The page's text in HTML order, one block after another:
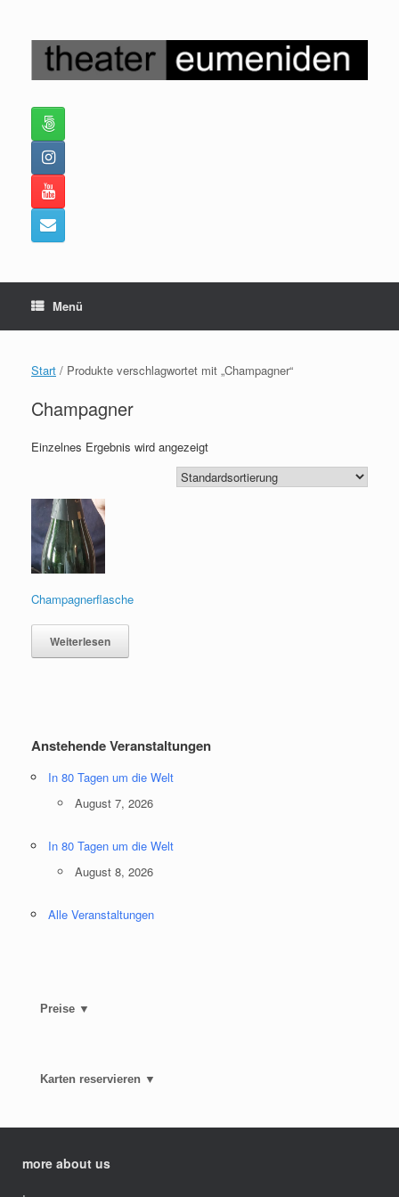
springen
Menü
Start / Produkte verschlagwortet mit „Champagner“
Champagner
Einzelnes Ergebnis wird angezeigt
Champagnerflasche
Weiterlesen
Anstehende Veranstaltungen
In 80 Tagen um die Welt
August 7, 2026
In 80 Tagen um die Welt
August 8, 2026
Alle Veranstaltungen
Preise ▼
Karten reservieren ▼
more about us